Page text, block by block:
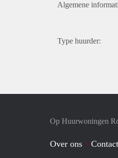
Algemene
Type huurder:
Op Huurwoningen
Over ons Contact